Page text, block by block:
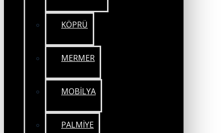
KÖPRÜ
MERMER
MOBİLYA
PALMİYE